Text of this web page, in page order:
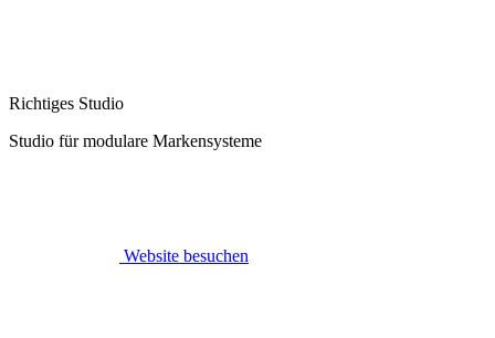
Richtiges Studio
Studio für modulare Markensysteme
Website besuchen